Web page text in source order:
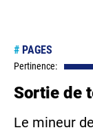
# PAGES
Pertinence:
Sortie de
Le mineur